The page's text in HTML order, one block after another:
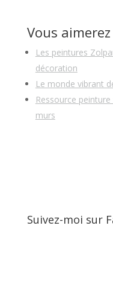
Vous
Les peintures
décoration
Le monde vibrant
Ressource peinture
murs
Suivez-moi sur